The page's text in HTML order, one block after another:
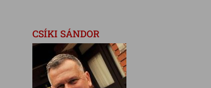
CSÍKI SÁNDOR